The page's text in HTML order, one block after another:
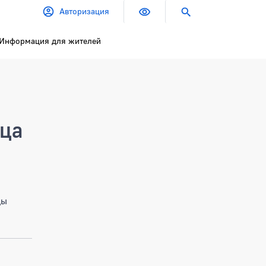
Авторизация
Информация для жителей